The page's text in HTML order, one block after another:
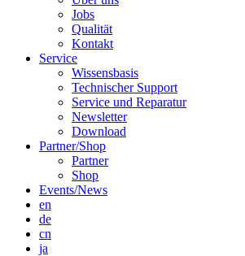
Jobs
Qualität
Kontakt
Service
Wissensbasis
Technischer Support
Service und Reparatur
Newsletter
Download
Partner/Shop
Partner
Shop
Events/News
en
de
cn
ja